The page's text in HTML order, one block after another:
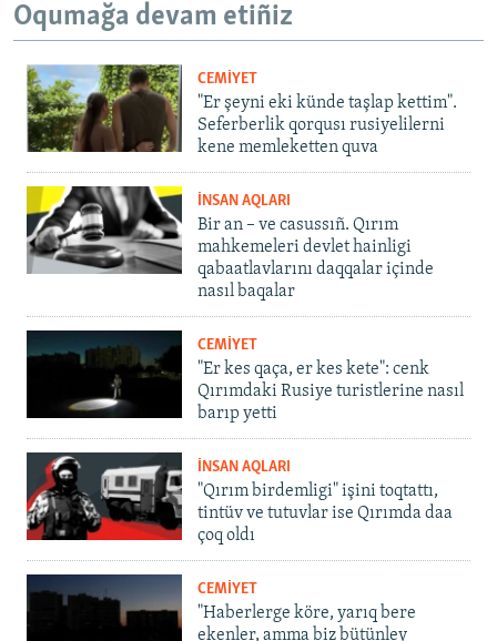
Oqumağa devam etiñiz
CEMİYET
"Er şeyni eki künde taşlap kettim".
Seferberlik qorqusı rusiyelilerni
kene memleketten quva
İNSAN AQLARI
Bir an – ve casussıñ. Qırım
mahkemeleri devlet hainligi
qabaatlavlarını daqqalar içinde
nasıl baqalar
CEMİYET
"Er kes qaça, er kes kete": cenk
Qırımdaki Rusiye turistlerine nasıl
barıp yetti
İNSAN AQLARI
"Qırım birdemligi" işini toqtattı,
tintüv ve tutuvlar ise Qırımda daa
çoq oldı
CEMİYET
"Haberlerge köre, yarıq bere
ekenler, amma biz bütünley